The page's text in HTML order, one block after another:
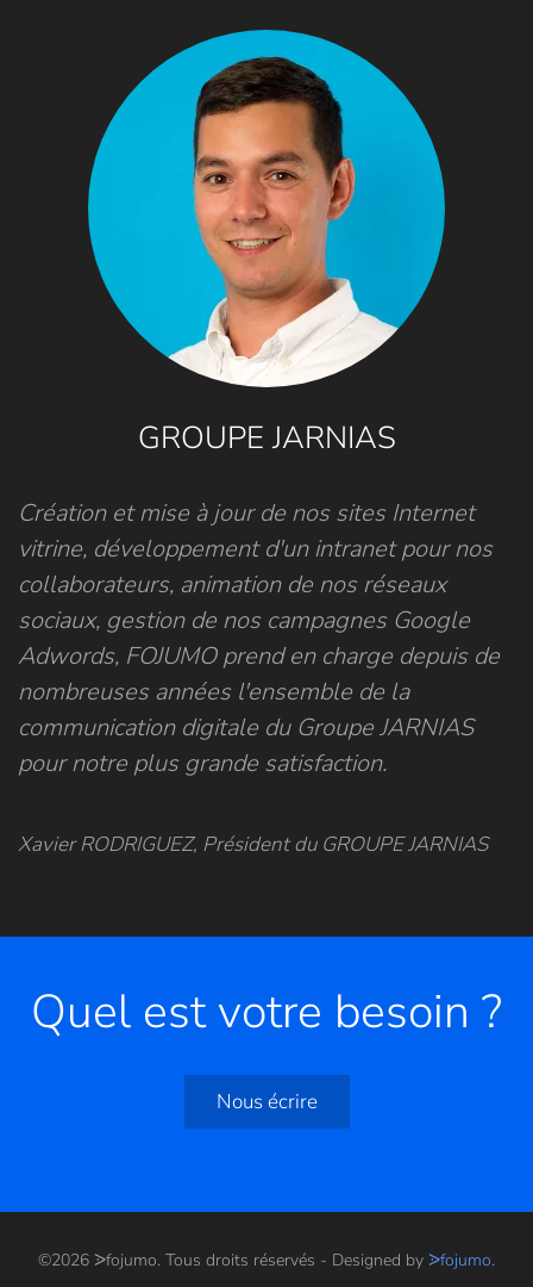
GROUPE JARNIAS
Création et mise à jour de nos sites Internet
vitrine, développement d'un intranet pour nos
collaborateurs, animation de nos réseaux
sociaux, gestion de nos campagnes Google
Adwords, FOJUMO prend en charge depuis de
nombreuses années l'ensemble de la
communication digitale du Groupe JARNIAS
pour notre plus grande satisfaction.
Xavier RODRIGUEZ, Président du GROUPE JARNIAS
Quel est votre besoin ?
Nous écrire
©2026 ᐷfojumo. Tous droits réservés - Designed by ᐷfojumo.